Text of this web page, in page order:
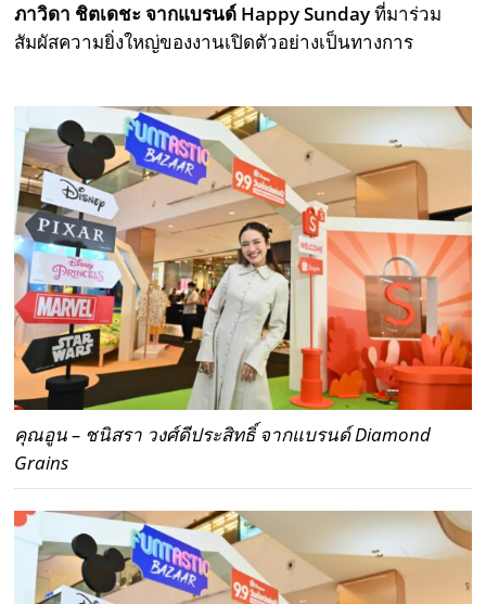
ภาวิดา ชิตเดชะจากแบรนด์ Happy Sundayที่มาร่วม
สัมผัสความยิ่งใหญ่ของงานเปิดตัวอย่างเป็นทางการ
คุณอูน – ชนิสรา วงศ์ดีประสิทธิ์ จากแบรนด์ Diamond
Grains